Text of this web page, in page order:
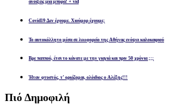
ανοίξεις μία μπύρα! + vid
Covid19 Δεν έχουμε. Χιούμορ έχουμε;
Το αυτοκόλλητο μέσα σε λεωφορείο της Αθήνας ενόψει καλοκαιριού
Βρε παππού, έτσι το κάνατε με την γιαγιά και πριν 50 χρόνια ;;;
Ήταν φτυστός, τ’ ορκίζομαι, ολόιδιος ο Αλέξης!!!
Πιό Δημοφιλή